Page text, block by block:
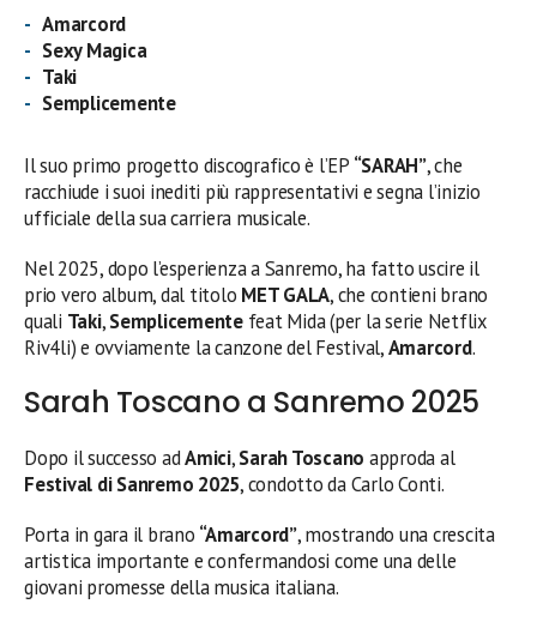
Amarcord
Sexy Magica
Taki
Semplicemente
Il suo primo progetto discografico è l’EP “SARAH”, che
racchiude i suoi inediti più rappresentativi e segna l’inizio
ufficiale della sua carriera musicale.
Nel 2025, dopo l’esperienza a Sanremo, ha fatto uscire il
prio vero album, dal titolo MET GALA, che contieni brano
quali Taki,Semplicementefeat Mida (per la serie Netflix
Riv4li) e ovviamente la canzone del Festival,Amarcord.
Sarah Toscano a Sanremo 2025
Dopo il successo adAmici,Sarah Toscano approda al
Festival di Sanremo 2025, condotto da Carlo Conti.
Porta in gara il brano “Amarcord”, mostrando una crescita
artistica importante e confermandosi come una delle
giovani promesse della musica italiana.